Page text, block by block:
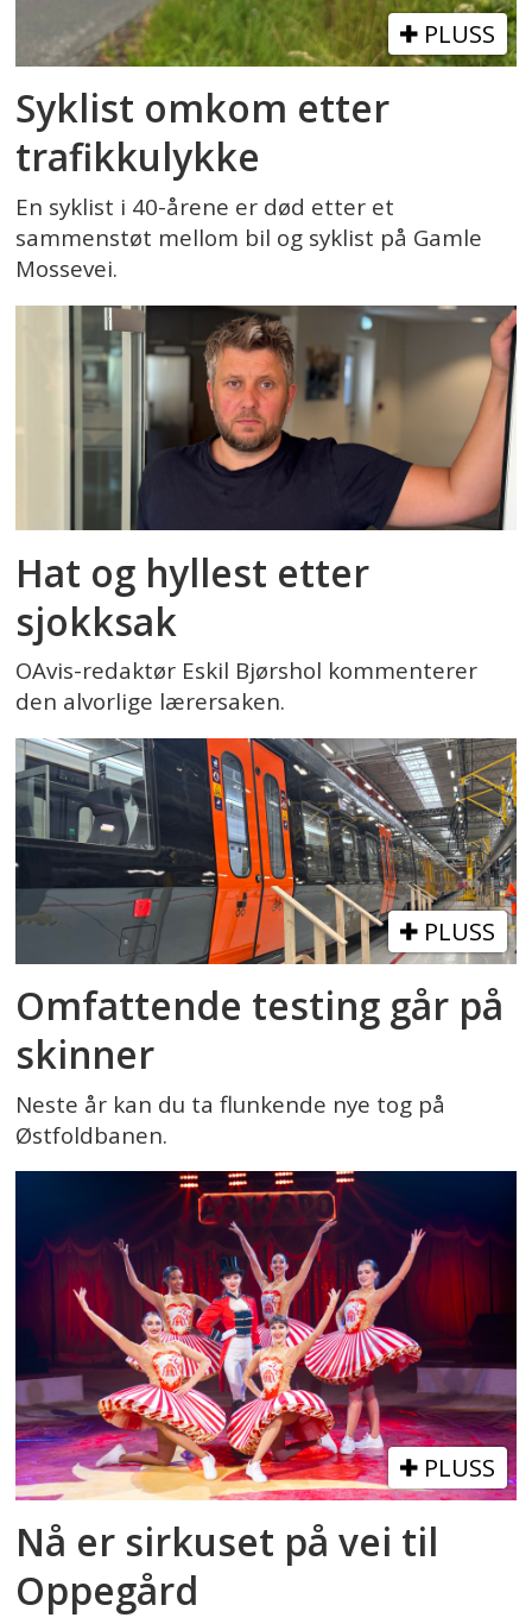
PLUSS
Syklist omkom etter
trafikkulykke
En syklist i 40-årene er død etter et
sammenstøt mellom bil og syklist på Gamle
Mossevei.
Hat og hyllest etter
sjokksak
OAvis-redaktør Eskil Bjørshol kommenterer
den alvorlige lærersaken.
PLUSS
Omfattende testing går på
skinner
Neste år kan du ta flunkende nye tog på
Østfoldbanen.
PLUSS
Nå er sirkuset på vei til
Oppegård